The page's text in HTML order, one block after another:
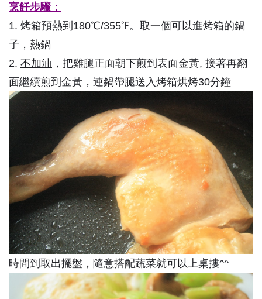
烹飪步驟：
1. 烤箱預熱到180℃/355℉。 取一個可以進烤箱的鍋
子，熱鍋
2. 不加油 ，把雞腿正面朝下煎到表面金黃, 接著再翻
面繼續煎到金黃， 連鍋帶腿送入烤箱烘烤30分鐘
時間到取出擺盤，隨意搭配蔬菜就可以上桌摟^^